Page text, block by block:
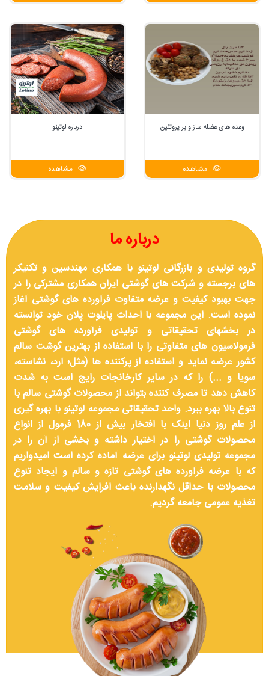
وعده های عضله ساز و پر پروتئین
مشاهده
درباره لوتینو
مشاهده
درباره ما
گروه تولیدی و بازرگانی لوتینو با همکاری مهندسین و تکنیکر
های برجسته و شرکت های گوشتی ایران همکاری مشترکی را در
جهت بهبود کیفیت و عرضه متفاوت فرآورده های گوشتی آغاز
نموده است. این مجموعه با احداث پایلوت پلان خود توانسته
در بخشهای تحقیقاتی و تولیدی فرآورده های گوشتی
فرمولاسیون های متفاوتی را با استفاده از بهترین گوشت سالم
کشور عرضه نماید و استفاده از پرکننده ها (مثل؛ آرد، نشاسته،
سویا و ...) را که در سایر کارخانجات رایج است به شدت
کاهش دهد تا مصرف کننده بتواند از محصولات گوشتی سالم با
تنوع بالا بهره ببرد. واحد تحقیقاتی مجموعه لوتینو با بهره گیری
از علم روز دنیا اینک با افتخار بیش از 180 فرمول از انواع
محصولات گوشتی را در اختیار داشته و بخشی از آن را در
مجموعه تولیدی لوتینو برای عرضه آماده کرده است امیدواریم
که با عرضه فرآورده های گوشتی تازه و سالم و ایجاد تنوع
محصولات با حداقل نگهدارنده باعث افرایش کیفیت و سلامت
تغذیه عمومی جامعه گردیم.